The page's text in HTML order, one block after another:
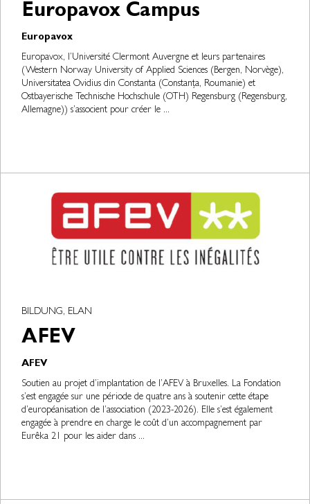
Europavox Campus
Europavox
Europavox, l’Université Clermont Auvergne et leurs partenaires
(Western Norway University of Applied Sciences (Bergen, Norvège),
Universitatea Ovidius din Constanta (Constanța, Roumanie) et
Ostbayerische Technische Hochschule (OTH) Regensburg (Regensburg,
Allemagne)) s’associent pour créer le ...
BILDUNG, ELAN
AFEV
AFEV
Soutien au projet d’implantation de l’AFEV à Bruxelles. La Fondation
s’est engagée sur une période de quatre ans à soutenir cette étape
d’européanisation de l’association (2023-2026). Elle s’est également
engagée à prendre en charge le coût d’un accompagnement par
Eurêka 21 pour les aider dans ...